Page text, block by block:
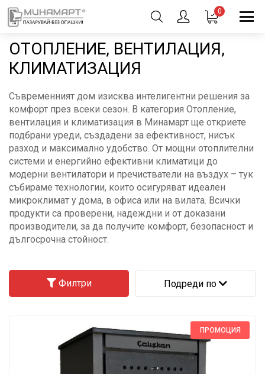
0
ОТОПЛЕНИЕ, ВЕНТИЛАЦИЯ,
КЛИМАТИЗАЦИЯ
Съвременният дом изисква интелигентни решения за
комфорт през всеки сезон. В категория Отопление,
вентилация и климатизация в Минамарт ще откриете
подбрани уреди, създадени за ефективност, нисък
разход и максимално удобство. От мощни отоплителни
системи и енергийно ефективни климатици до
модерни вентилатори и пречистватели на въздух – тук
събираме технологии, които осигуряват идеален
микроклимат у дома, в офиса или на вилата. Всички
продукти са проверени, надеждни и от доказани
производители, за да получите комфорт, безопасност и
дългосрочна стойност.
Филтри Подреди по
ПРОМОЦИЯ